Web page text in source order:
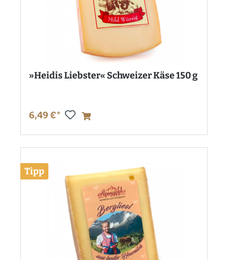
»Heidis Liebster« Schweizer Käse 150 g
6,49 €*
Tipp